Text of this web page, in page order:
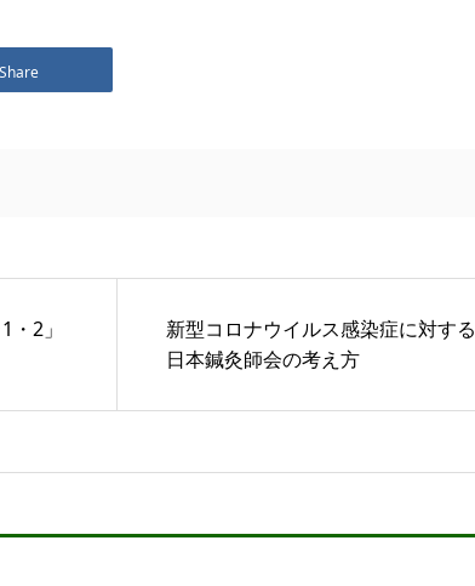
Share
・2」
新型コロナウイルス感染症に対する
日本鍼灸師会の考え方